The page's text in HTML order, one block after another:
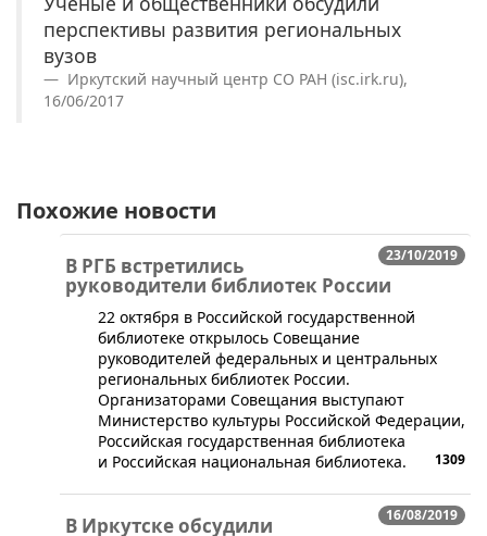
перспективы развития региональных
вузов
Иркутский научный центр СО РАН (isc.irk.ru),
16/06/2017
Похожие новости
23/10/2019
В РГБ встретились
руководители библиотек России
​22 октября в Российской государственной
библиотеке открылось Совещание
руководителей федеральных и центральных
региональных библиотек России.
Организаторами Совещания выступают
Министерство культуры Российской Федерации,
Российская государственная библиотека
и Российская национальная библиотека.
1309
16/08/2019
В Иркутске обсудили